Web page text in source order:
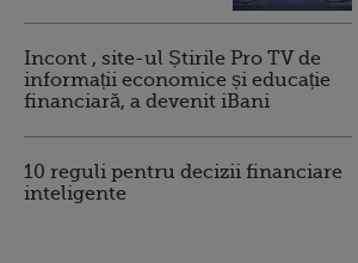
Incont , site-ul Știrile Pro TV de
informații economice și educație
financiară, a devenit iBani
10 reguli pentru decizii financiare
inteligente